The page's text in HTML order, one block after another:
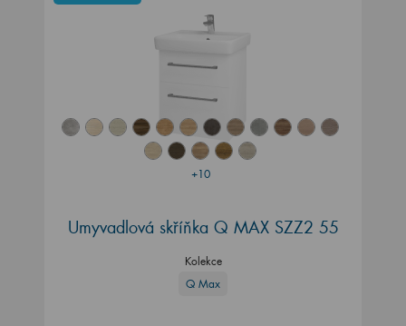
+10
Umyvadlová skříňka Q MAX SZZ2 55
Kolekce
Q Max